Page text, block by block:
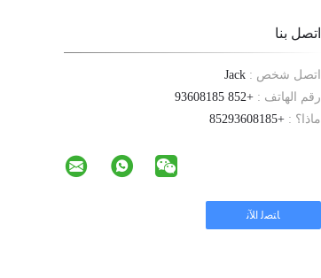
اتصل بنا
اتصل شخص :
رقم الهاتف : +852 93608185
ماذا؟ : +85293608185